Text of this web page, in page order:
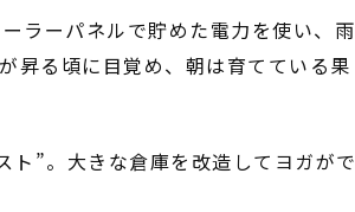
ラーパネルで貯めた電力を使い、雨
る頃に目覚め、朝は育てている果
”。大きな倉庫を改造してヨガがで